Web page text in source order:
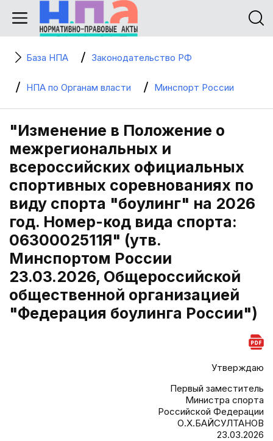
База НПА Законодательство РФ
НПА по Органам власти Минспорт России
"Изменение в Положение о
межрегиональных и
всероссийских официальных
спортивных соревнованиях по
виду спорта "боулинг" на 2026
год. Номер-код вида спорта:
0630002511Я" (утв.
Минспортом России
23.03.2026, Общероссийской
общественной организацией
"Федерация боулинга России")
Утверждаю
Первый заместитель
Министра спорта
Российской Федерации
О.Х.БАЙСУЛТАНОВ
23.03.2026